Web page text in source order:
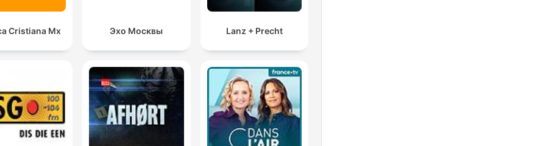
Cristiana Mx Эхо Москвы Lanz + Precht